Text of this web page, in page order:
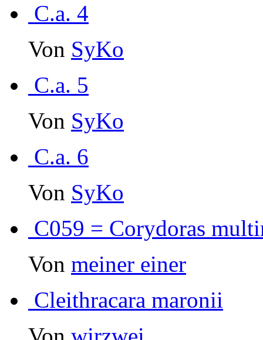
C.a. 4
Von SyKo
C.a. 5
Von SyKo
C.a. 6
Von SyKo
C059 = Corydoras
Von meiner einer
Cleithracara maronii